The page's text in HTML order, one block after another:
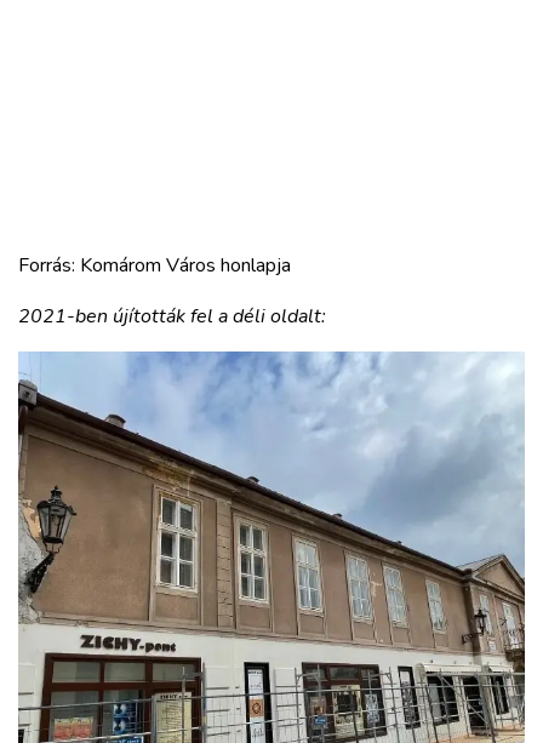
Forrás: Komárom Város honlapja
2021-ben újították fel a déli oldalt: